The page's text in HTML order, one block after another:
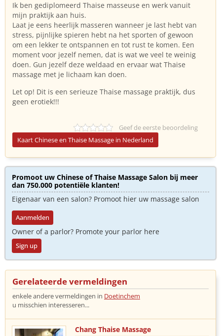
Ik ben gediplomeerd Thaise masseuse en werk vanuit
mijn praktijk aan huis.
Laat je eens heerlijk masseren wanneer je last hebt van
stress, pijnlijke spieren hebt na het sporten of gewoon
om een lekker te ontspannen en tot rust te komen. Een
moment voor jezelf nemen, dat is wat we veel te weinig
doen. Gun jezelf deze weldaad en ervaar wat Thaise
massage met je lichaam kan doen.
Let op! Dit is een serieuze Thaise massage praktijk, dus
geen erotiek!!!
Geef de eerste beoordeling
Kaart Chinese en Thaise Massage in Nederland
Promoot uw Chinese of Thaise Massage Salon bij meer
dan 750.000 potentiële klanten!
Eigenaar van een salon? Promoot hier uw massage salon
Aanmelden
Owner of a parlor? Promote your parlor here
Sign up
Gerelateerde vermeldingen
enkele andere vermeldingen in Doetinchem
u misschien interesseren...
Chang Thaise Massage